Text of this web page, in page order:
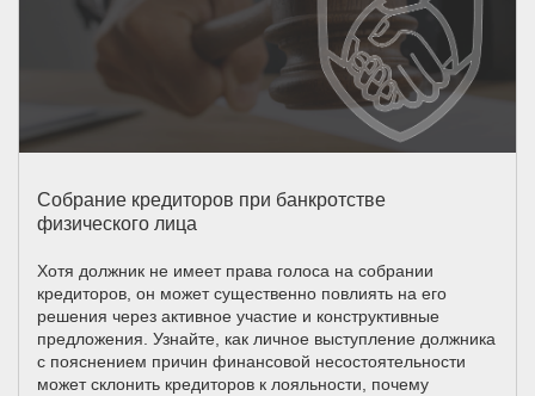
Собрание кредиторов при банкротстве
физического лица
Хотя должник не имеет права голоса на собрании
кредиторов, он может существенно повлиять на его
решения через активное участие и конструктивные
предложения. Узнайте, как личное выступление должника
с пояснением причин финансовой несостоятельности
может склонить кредиторов к лояльности, почему